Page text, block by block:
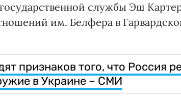
службы Эш
им. Белфера в
признаков того, что Россия
в Украине – СМИ